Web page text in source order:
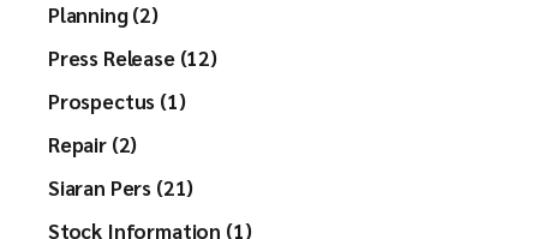
Planning (2)
Press Release (12)
Prospectus (1)
Repair (2)
Siaran Pers (21)
Stock Information (1)